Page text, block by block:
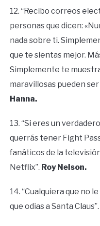
12. “Recibo correos
personas que dicen:
nada sobre ti.
que te sientas mejor.
Simplemente te
maravillosas pueden ser
Hanna.
13. “Si eres un
querrás tener Fight
fanáticos de la
Netflix”. Roy Nelson.
14. “Cualquiera que no
que odias a Santa Claus”.